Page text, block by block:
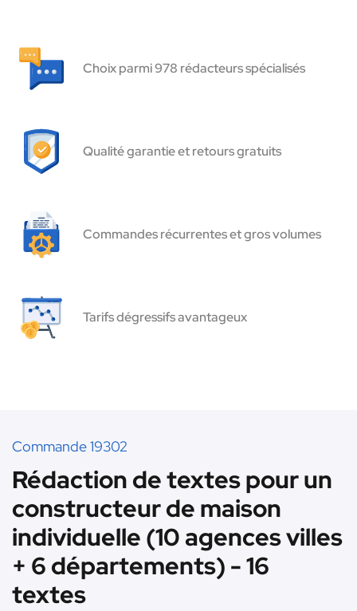
Choix parmi 978 rédacteurs spécialisés
Qualité garantie et retours gratuits
Commandes récurrentes et gros volumes
Tarifs dégressifs avantageux
Commande 19302
Rédaction de textes pour un
constructeur de maison
individuelle (10 agences villes
+ 6 départements) - 16
textes